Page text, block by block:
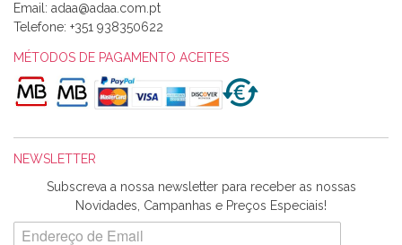
Alexandra Morais
Olá boa Noite. Os meus tecidos chegaram hoje. Muito
obrigada pelo miminho que dá um jeitaço pras minhas linhas
de bordar e não sei o que pões nos tecidos, mas que cheiram
maravilhosamente ... cheiram! :) Muito Obrigada.
Harita a minha encomenda já chegou. :) Muito obrigada pela
rapidez no envio, pela qualidade dos materiais que me
enviaste e pela simpatia de sempre. :)
Email:
Telefone: +351 938350622
MÉTODOS DE PAGAMENTO ACEITES
NEWSLETTER
Subscreva a nossa newsletter para receber as nossas
Novidades, Campanhas e Preços Especiais!